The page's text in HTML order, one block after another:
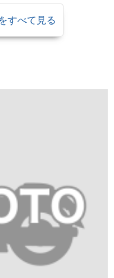
すべて見る